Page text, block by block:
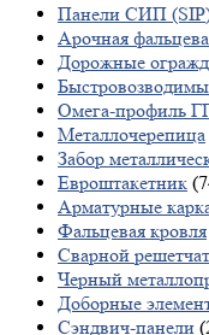
Панели СИП
Арочная
Дорожные
Омега-профиль
Металлочерепица
Забор
Евроштакетник
Арматурные
Фальцевая кровля
Сварной
Черный
Доборные
Сэндвич-панели